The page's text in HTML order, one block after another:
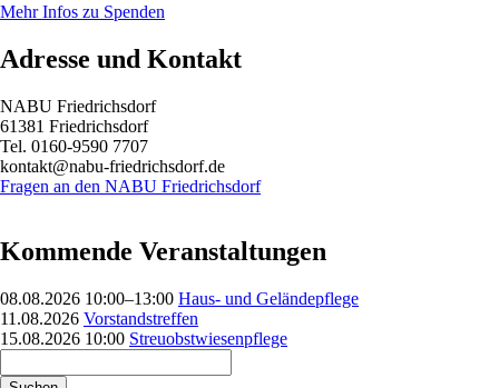
Mehr Infos zu Spenden
Adresse und Kontakt
NABU Friedrichsdorf
61381 Friedrichsdorf
Tel. 0160-9590 7707
kontakt@nabu-friedrichsdorf.de
Fragen an den NABU Friedrichsdorf
Kommende Veranstaltungen
08.08.2026 10:00–13:00 Haus- und Geländepflege
11.08.2026 Vorstandstreffen
15.08.2026 10:00 Streuobstwiesenpflege